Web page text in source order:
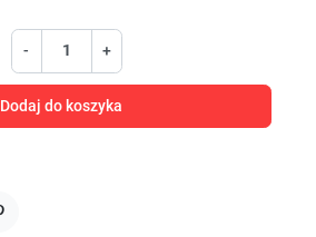
- +
Dodaj do koszyka